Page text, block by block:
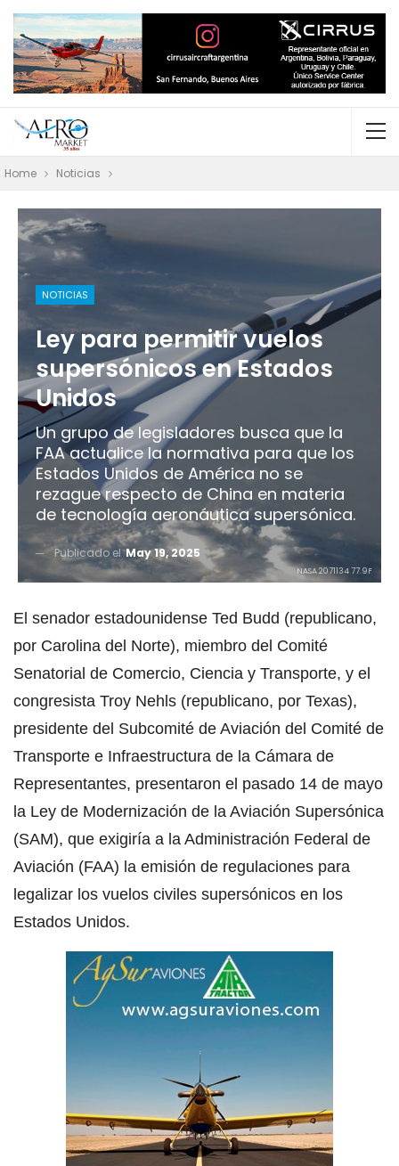
Home Noticias
NOTICIAS
Ley para permitir vuelos
supersónicos en Estados
Unidos
Un grupo de legisladores busca que la
FAA actualice la normativa para que los
Estados Unidos de América no se
rezague respecto de China en materia
de tecnología aeronáutica supersónica.
Publicado elMay 19, 2025
NASA 2071134 77.9F
El senador estadounidense Ted Budd (republicano,
por Carolina del Norte), miembro del Comité
Senatorial de Comercio, Ciencia y Transporte, y el
congresista Troy Nehls (republicano, por Texas),
presidente del Subcomité de Aviación del Comité de
Transporte e Infraestructura de la Cámara de
Representantes, presentaron el pasado 14 de mayo
la Ley de Modernización de la Aviación Supersónica
(SAM), que exigiría a la Administración Federal de
Aviación (FAA) la emisión de regulaciones para
legalizar los vuelos civiles supersónicos en los
Estados Unidos.